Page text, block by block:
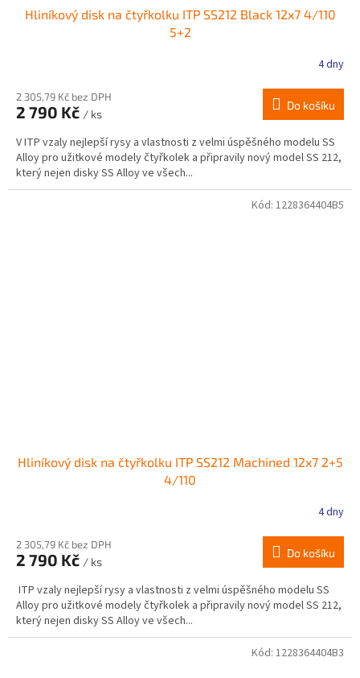
Hliníkový disk na čtyřkolku ITP SS212 Black 12x7 4/110
5+2
4 dny
2 305,79 Kč bez DPH
2 790 Kč / ks
Do košíku
V ITP vzaly nejlepší rysy a vlastnosti z velmi úspěšného modelu SS
Alloy pro užitkové modely čtyřkolek a připravily nový model SS 212,
který nejen disky SS Alloy ve všech...
Hliníkový disk na čtyřkolku ITP SS212 Machined 12x7 2+5
4/110
4 dny
2 305,79 Kč bez DPH
2 790 Kč / ks
Do košíku
ITP vzaly nejlepší rysy a vlastnosti z velmi úspěšného modelu SS
Alloy pro užitkové modely čtyřkolek a připravily nový model SS 212,
který nejen disky SS Alloy ve všech...
Kód: 1228364404B5
Kód: 1228364404B3